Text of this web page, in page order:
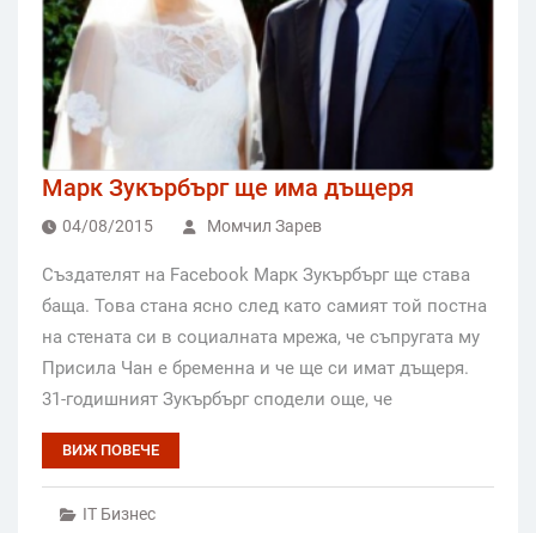
Марк Зукърбърг ще има дъщеря
04/08/2015 Момчил Зарев
Създателят на Facebook Марк Зукърбърг ще става
баща. Това стана ясно след като самият той постна
на стената си в социалната мрежа, че съпругата му
Присила Чан е бременна и че ще си имат дъщеря.
31-годишният Зукърбърг сподели още, че
ВИЖ ПОВЕЧЕ
IT Бизнес